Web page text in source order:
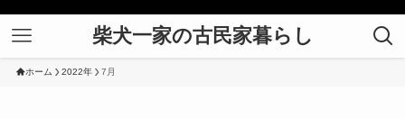
柴犬一家の古民家暮らし
ホーム 2022年 7月